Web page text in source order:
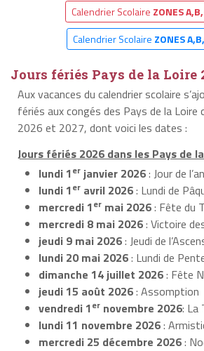
Calendrier Scolaire ZONES
Calendrier Scolaire ZONES
Jours fériés Pays de la Loire
Aux vacances du calendrier scolaire
fériés aux congés des Pays de la Loire
2026 et 2027, dont voici les dates :
Jours fériés 2026 dans les Pays de
lundi 1er janvier 2026: Jour de l’an
lundi 1er avril 2026: Lundi de
mercredi 1er mai 2026: Fête du
mercredi 8 mai 2026: Victoire
jeudi 9 mai 2026: Jeudi de
lundi 20 mai 2026: Lundi de
dimanche 14 juillet 2026: Fête
jeudi 15 août 2026: Assomption
vendredi 1er novembre 2026: La
lundi 11 novembre 2026:
mercredi 25 décembre 2026: